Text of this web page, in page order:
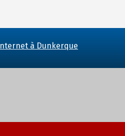
à Dunkerque